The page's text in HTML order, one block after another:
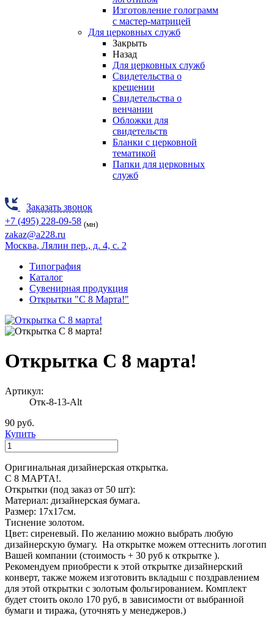
Изготовление голограмм
с мастер-матрицей
Для церковных служб
Закрыть
Назад
Для церковных служб
Свидетельства о
крещении
Свидетельства о
венчании
Обложки для
свидетельств
Бланки с церковной
тематикой
Папки для церковных
служб
Заказать звонок
+7 (495) 228-09-58 (мн)
zakaz@a228.ru
Москва, Лялин пер., д. 4, с. 2
Типография
Каталог
Сувенирная продукция
Открытки "С 8 Марта!"
Открытка С 8 марта!
Артикул:
Отк-8-13-Alt
90 руб.
Купить
Оригинальная дизайнерская открытка.
С 8 МАРТА!.
Открытки (под заказ от 50 шт):
Материал: дизайнерская бумага.
Размер: 17х17см.
Тиснение золотом.
Цвет: сиреневый. По желанию можно выбрать любую
дизайнерскую бумагу. На открытке можем оттеснить логотип
Вашей компании (стоимость + 30 руб к открытке ).
Рекомендуем приобрести к этой открытке дизайнерский
конверт, также можем изготовить вкладыш с поздравлением
для этой открытки с золотым фольгированием. Комплект
будет стоить около 170 руб, в зависимости от выбранной
бумаги и тиража, (уточнять у менеджеров.)